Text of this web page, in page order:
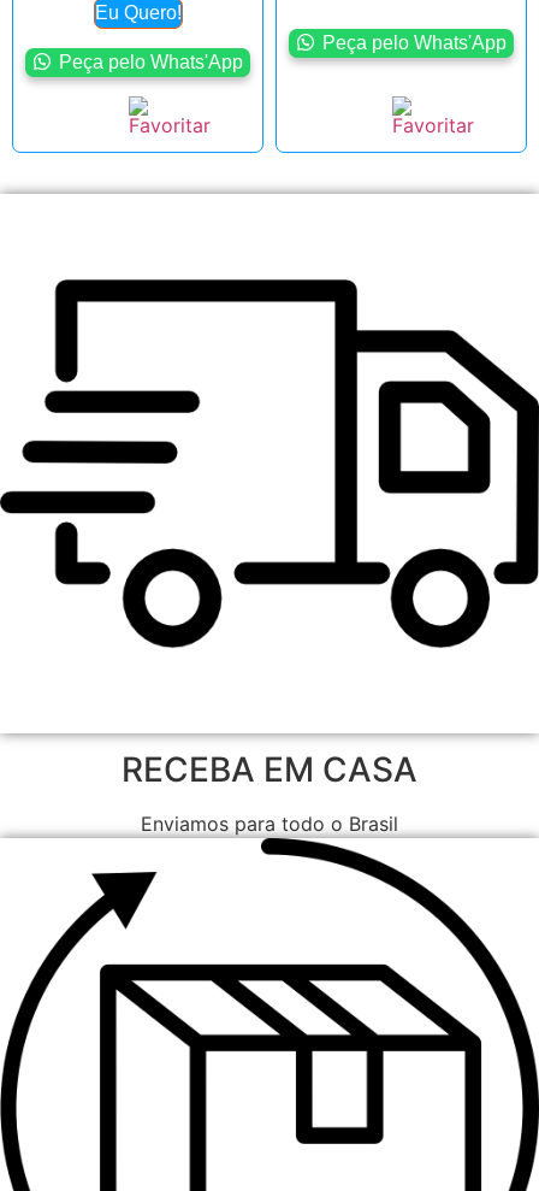
Eu Quero!
Peça pelo Whats'App
Peça pelo Whats'App
RECEBA EM CASA
Enviamos para todo o Brasil